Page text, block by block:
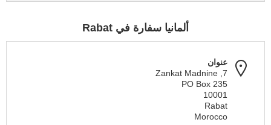
ألمانيا سفارة في Rabat
عنوان
7, Zankat Madnine
PO Box 235
10001
Rabat
Morocco